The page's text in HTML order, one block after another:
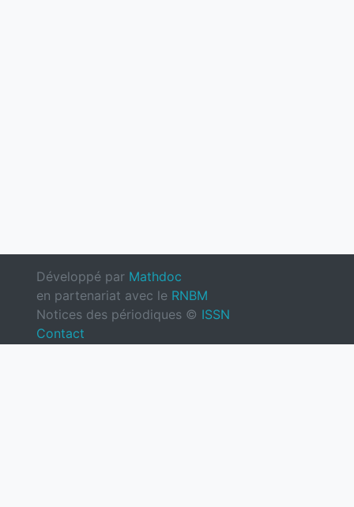
Développé par Mathdoc
en partenariat avec le RNBM
Notices des périodiques © ISSN
Contact